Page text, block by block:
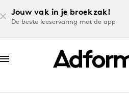
Jouw vak in je broekzak!
De beste leeservaring met de app